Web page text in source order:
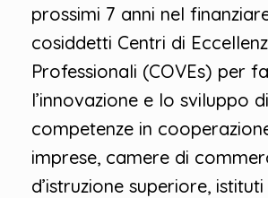
prossimi 7 anni nel
cosiddetti Centri di
Professionali (COVEs) per
l’innovazione e lo sviluppo
competenze in
imprese, camere di
d’istruzione superiore,